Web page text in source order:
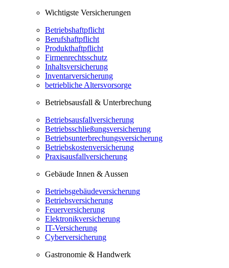
Wichtigste Versicherungen
Betriebshaftpflicht
Berufshaftpflicht
Produkthaftpflicht
Firmenrechtsschutz
Inhaltsversicherung
Inventarversicherung
betriebliche Altersvorsorge
Betriebsausfall & Unterbrechung
Betriebsausfallversicherung
Betriebsschließungsversicherung
Betriebsunterbrechungsversicherung
Betriebskostenversicherung
Praxisausfallversicherung
Gebäude Innen & Aussen
Betriebsgebäudeversicherung
Betriebsversicherung
Feuerversicherung
Elektronikversicherung
IT-Versicherung
Cyberversicherung
Gastronomie & Handwerk